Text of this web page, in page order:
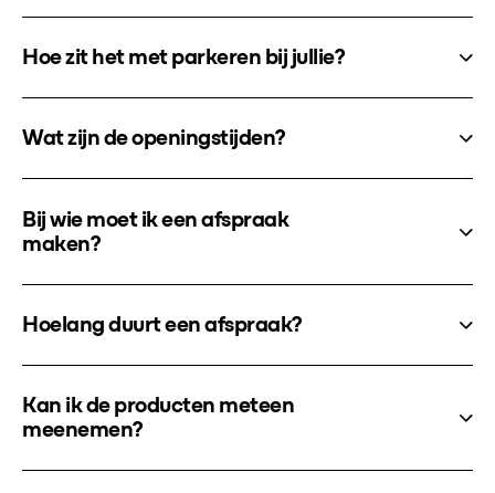
Hoe zit het met parkeren bij jullie?
Wat zijn de openingstijden?
Bij wie moet ik een afspraak
maken?
Hoelang duurt een afspraak?
Kan ik de producten meteen
meenemen?